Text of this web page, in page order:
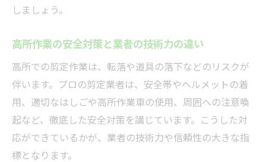
しましょう。
高所作業の安全対策と業者の技術力の違い
高所での剪定作業は、転落や道具の落下などのリスクが
伴います。プロの剪定業者は、安全帯やヘルメットの着
用、適切なはしごや高所作業車の使用、周囲への注意喚
起など、徹底した安全対策を講じています。こうした対
応ができているかが、業者の技術力や信頼性の大きな指
標となります。